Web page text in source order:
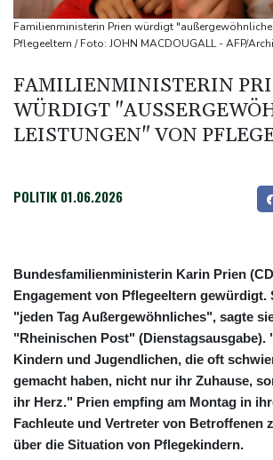
WTA: Sabalenka scheitert überraschend
Zwei Bombenanschläge in Kolumbien an
Busemann: Kein EM-Titel für Neugebauer
Enttäuschung"
Familienministerin Prien würdigt
Pflegeeltern / Foto: JOHN MACDOUGALL - AFP/
FAMILIENMINISTERIN
WÜRDIGT
EISTUNGEN" VON
POLITIK 01.06.2026
Bundesfamilienministerin Karin Prien
Engagement von Pflegeeltern gewürdigt.
"jeden Tag Außergewöhnliches", sagte
"Rheinischen Post" (Dienstagsausgabe).
Kindern und Jugendlichen, die oft
gemacht haben, nicht nur ihr Zuhause,
ihr Herz." Prien empfing am Montag in
Fachleute und Vertreter von Betroffenen
über die Situation von Pflegekindern.